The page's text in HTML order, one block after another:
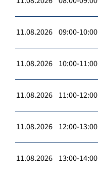
11.08.2026 09:00-10:00
11.08.2026 10:00-11:00
11.08.2026 11:00-12:00
11.08.2026 12:00-13:00
11.08.2026 13:00-14:00